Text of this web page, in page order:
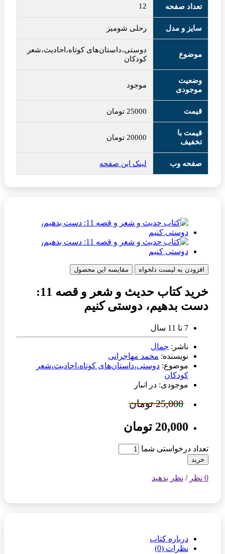
تعداد صفحه 12
سایز و مدل رحلی شومیز
موضوع
دوستی،داستان‌های کوتاه،احادیث،شعر
کودکان
وضعیت
موجودی
موجود
قیمت 25000 تومان
قیمت با
تخفیف
20000 تومان
صفحه وب لینک این صفحه
افزودن به لیست دلخواه مقایسه این محصول
خرید کتاب حدیث و شعر و قصه 11:
دست بدهیم، دوستی کنیم
7 تا 11 سال
ناشر: جمال
نویسنده: محمد مهاجرانی
موضوع: دوستی،داستان‌های کوتاه،احادیث،شعر
کودکان
موجودی: در انبار
25,000 تومان
20,000 تومان
تعداد درخواستی شما
خرید
0 نظر / نظر بدهید
درباره کتاب
نظرات (0)